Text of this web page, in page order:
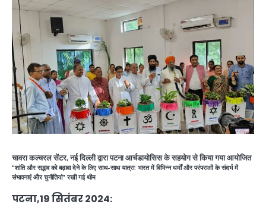
चावरा कल्चरल सेंटर, नई दिल्ली द्वारा पटना आर्चडायोसिस के सहयोग से किया गया आयोजित
“शांति और सद्भाव को बढ़ावा देने के लिए साथ-साथ यात्रा: भारत में विभिन्न धर्मों और परंपराओं के संदर्भ में
संभावनाएं और चुनौतियां” रखी गई थीम
पटना,19 सितंबर 2024: